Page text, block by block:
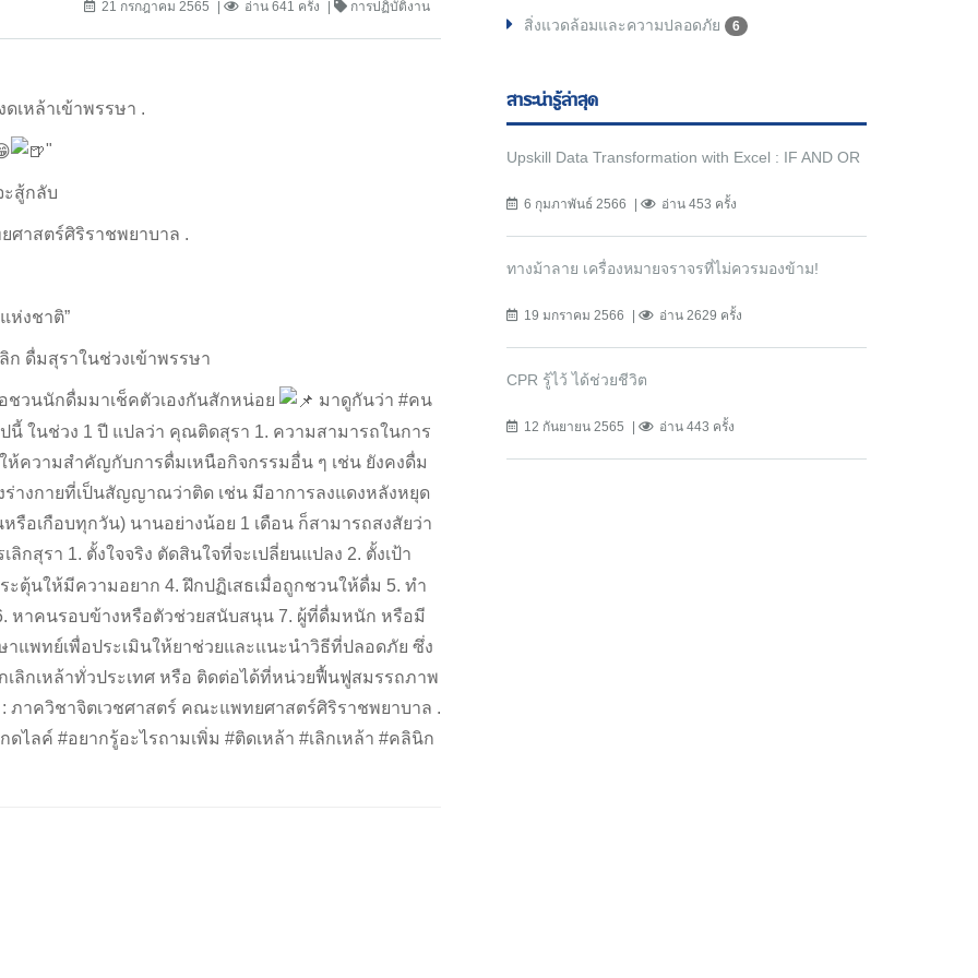
21 กรกฎาคม 2565 อ่าน 641 ครั้ง การปฏิบัติงาน
เหล้าเข้าพรรษา .
"
สู้กลับ
ศาสตร์ศิริราชพยาบาล .
ห่งชาติ”
ก ดื่มสุราในช่วงเข้าพรรษา
วนนักดื่มมาเช็คตัวเองกันสักหน่อย
มาดูกันว่า #คน
นี้ ในช่วง 1 ปี แปลว่า คุณติดสุรา 1. ความสามารถในการ
ห้ความสำคัญกับการดื่มเหนือกิจกรรมอื่น ๆ เช่น ยังคงดื่ม
ร่างกายที่เป็นสัญญาณว่าติด เช่น มีอาการลงแดงหลังหยุด
อเกือบทุกวัน) นานอย่างน้อย 1 เดือน ก็สามารถสงสัยว่า
ลิกสุรา 1. ตั้งใจจริง ตัดสินใจที่จะเปลี่ยนแปลง 2. ตั้งเป้า
ะตุ้นให้มีความอยาก 4. ฝึกปฏิเสธเมื่อถูกชวนให้ดื่ม 5. ทำ
หาคนรอบข้างหรือตัวช่วยสนับสนุน 7. ผู้ที่ดื่มหนัก หรือมี
แพทย์เพื่อประเมินให้ยาช่วยและแนะนำวิธีที่ปลอดภัย ซึ่ง
ลิกเหล้าทั่วประเทศ หรือ ติดต่อได้ที่หน่วยฟื้นฟูสมรรถภาพ
: ภาควิชาจิตเวชศาสตร์ คณะแพทยศาสตร์ศิริราชพยาบาล .
ไลค์ #อยากรู้อะไรถามเพิ่ม #ติดเหล้า #เลิกเหล้า #คลินิก
สิ่งแวดล้อมและความปลอดภัย 6
สาระน่ารู้ล่าสุด
Upskill Data Transformation with Excel : IF AND OR
6 กุมภาพันธ์ 2566 อ่าน 453 ครั้ง
ทางม้าลาย เครื่องหมายจราจรที่ไม่ควรมองข้าม!
19 มกราคม 2566 อ่าน 2629 ครั้ง
CPR รู้ไว้ ได้ช่วยชีวิต
12 กันยายน 2565 อ่าน 443 ครั้ง